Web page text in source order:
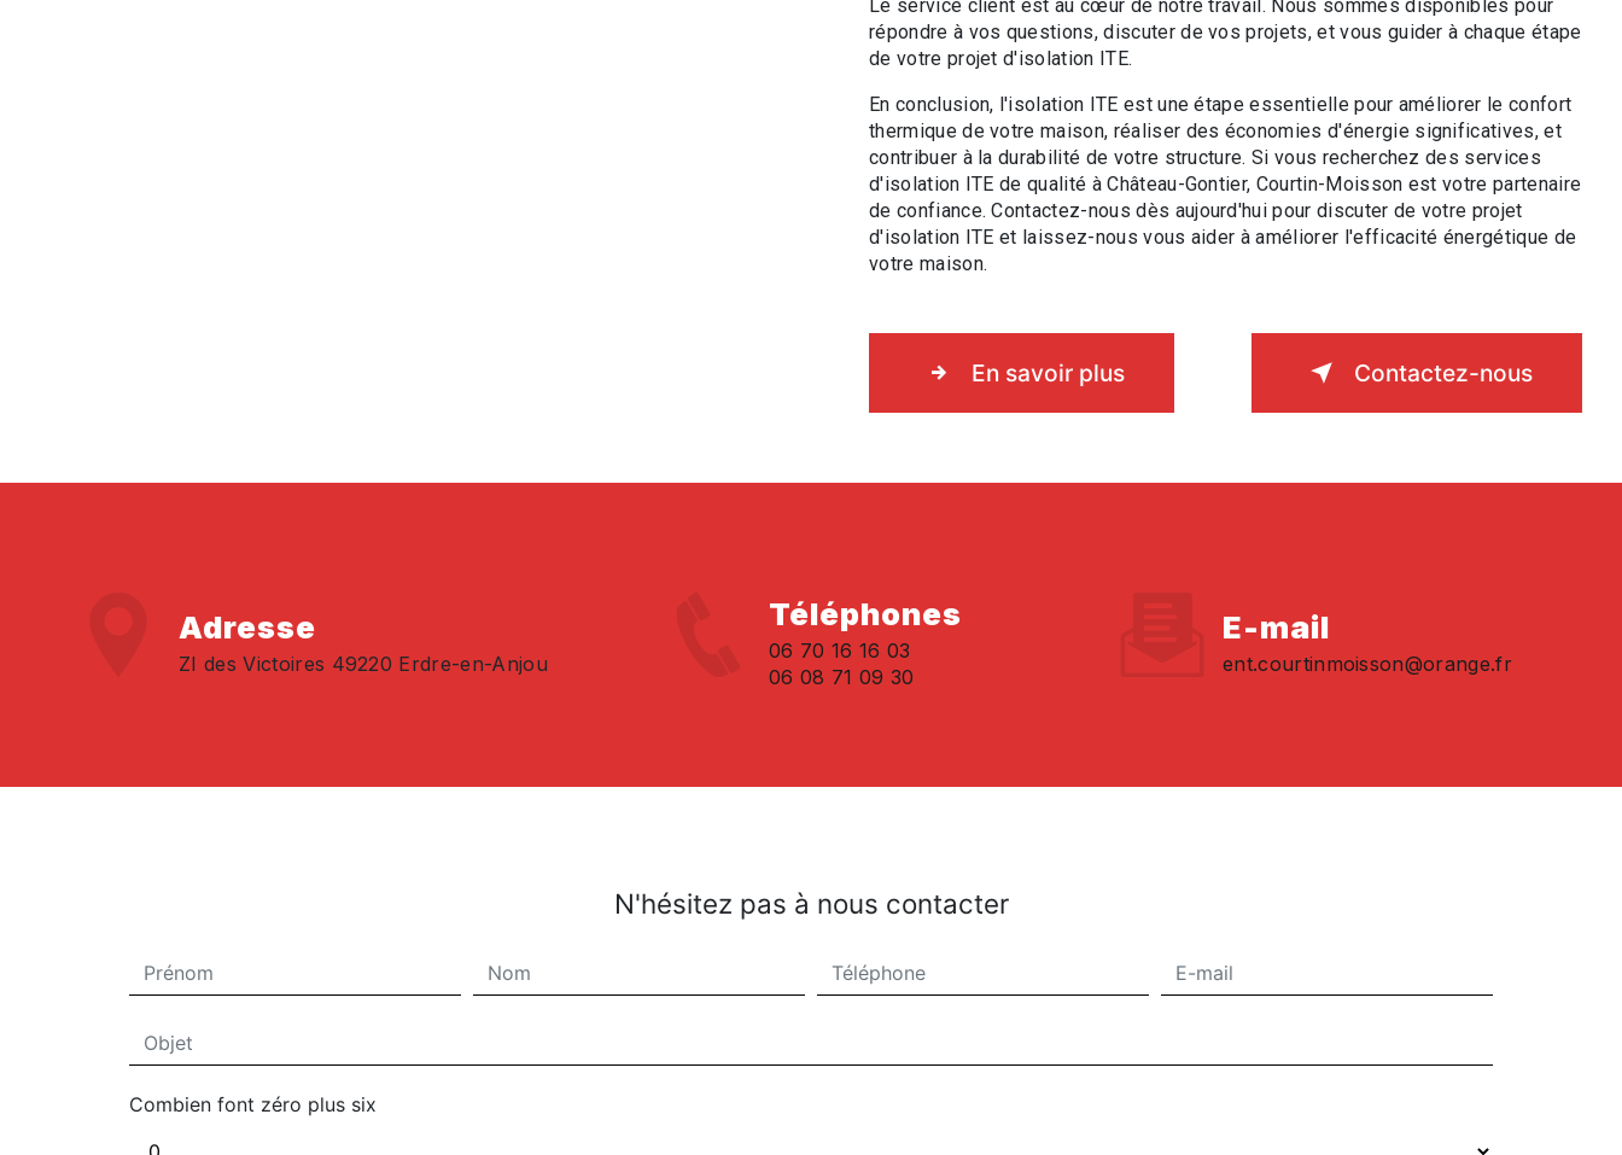
Le service client est au cœur de notre travail. Nous sommes disponibles pour
répondre à vos questions, discuter de vos projets, et vous guider à chaque étape
de votre projet d'isolation ITE.
En conclusion, l'isolation ITE est une étape essentielle pour améliorer le confort
thermique de votre maison, réaliser des économies d'énergie significatives, et
contribuer à la durabilité de votre structure. Si vous recherchez des services
d'isolation ITE de qualité à Château-Gontier, Courtin-Moisson est votre partenaire
de confiance. Contactez-nous dès aujourd'hui pour discuter de votre projet
d'isolation ITE et laissez-nous vous aider à améliorer l'efficacité énergétique de
votre maison.
En savoir plus Contactez-nous
Adresse
ZI des Victoires 49220 Erdre-en-Anjou
Téléphones
06 70 16 16 03
06 08 71 09 30
E-mail
ent.courtinmoisson@orange.fr
N'hésitez pas à nous contacter
Combien font zéro plus six